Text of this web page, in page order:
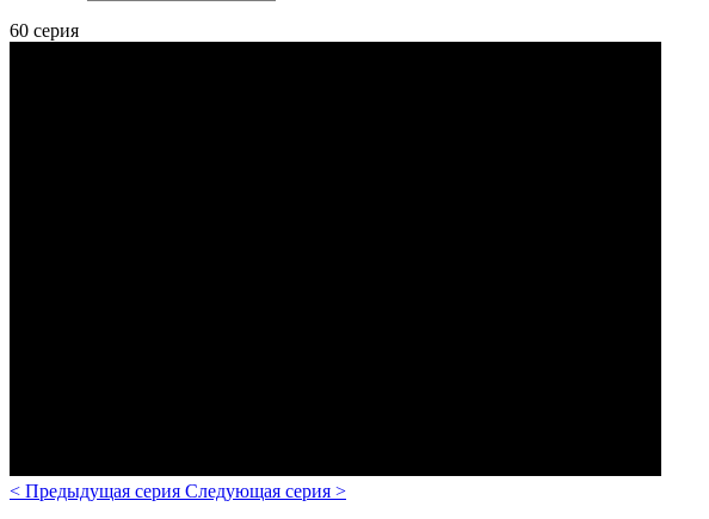
60 серия
< Предыдущая серия Следующая серия >